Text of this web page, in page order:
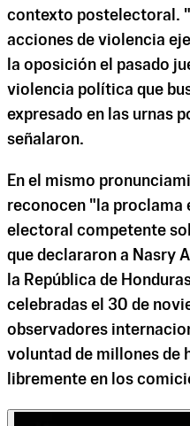
contexto postelectoral.
acciones de violencia
la oposición el pasado
violencia política que
expresado en las urnas
señalaron.
En el mismo
reconocen "la proclama
electoral competente
que declararon a Nasry
la República de
celebradas el 30 de
observadores
voluntad de millones de
libremente en los